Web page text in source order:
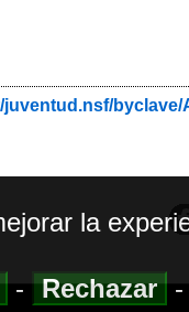
byclave/
la
-Rechazar